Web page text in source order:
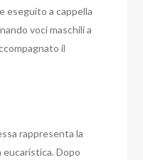
eseguito a cappella
voci maschili a
il
rappresenta la
Dopo